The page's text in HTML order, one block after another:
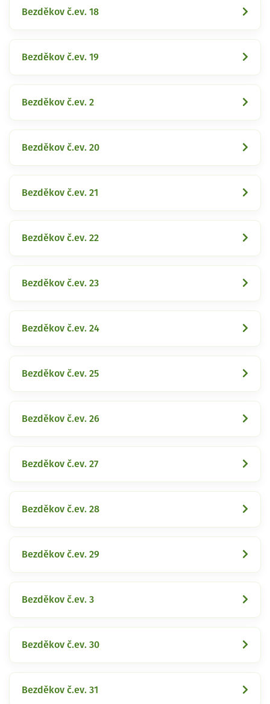
Bezděkov č.ev. 18
Bezděkov č.ev. 19
Bezděkov č.ev. 2
Bezděkov č.ev. 20
Bezděkov č.ev. 21
Bezděkov č.ev. 22
Bezděkov č.ev. 23
Bezděkov č.ev. 24
Bezděkov č.ev. 25
Bezděkov č.ev. 26
Bezděkov č.ev. 27
Bezděkov č.ev. 28
Bezděkov č.ev. 29
Bezděkov č.ev. 3
Bezděkov č.ev. 30
Bezděkov č.ev. 31